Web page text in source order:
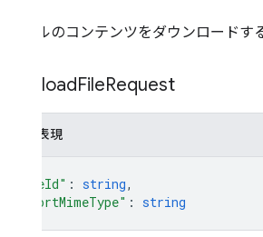
ファイルのコンテンツをダウンロードす
DownloadFileRequest
JSON 表現
"fileId" : string,
"exportMimeType" : string